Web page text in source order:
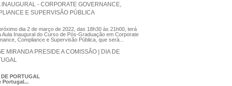
INAUGURAL - CORPORATE GOVERNANCE,
E SUPERVISÃO PÚBLICA
dia 2 de março de 2022, das 18h30 às 21h00, terá
Aula Inaugural do Curso de Pós-Graduação em Corporate
Compliance e Supervisão Pública, que será...
MIRANDA PRESIDE A COMISSÃO | DIA DE
PORTUGAL
Portugal...